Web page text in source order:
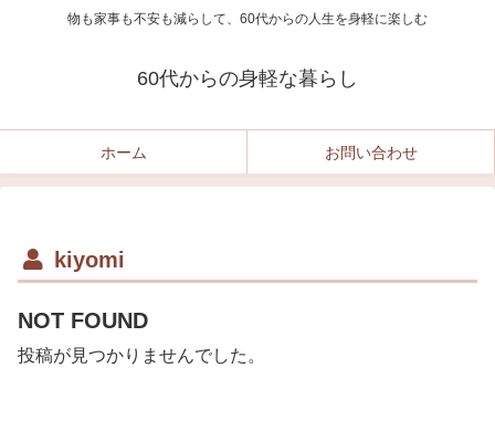
物も家事も不安も減らして、60代からの人生を身軽に楽しむ
60代からの身軽な暮らし
ホーム お問い合わせ
kiyomi
NOT FOUND
投稿が見つかりませんでした。